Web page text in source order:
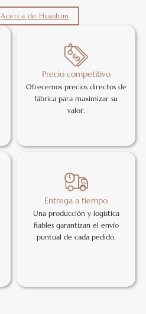
Acerca de Huashun
Precio competitivo
Ofrecemos precios directos de
fábrica para maximizar su
valor.
Entrega a tiempo
Una producción y logística
fiables garantizan el envío
puntual de cada pedido.